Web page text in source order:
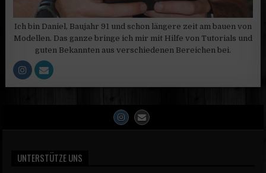
Ich bin Daniel, Baujahr 91 und schon längere zeit am bauen von
Modellen. Das ganze bringe ich mir mit Hilfe von Tutorials und
guten Bekannten aus verschiedenen Bereichen bei.
UNTERSTÜTZE UNS